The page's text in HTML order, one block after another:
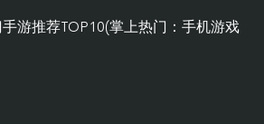
游推荐TOP10(掌上热门：手机游戏